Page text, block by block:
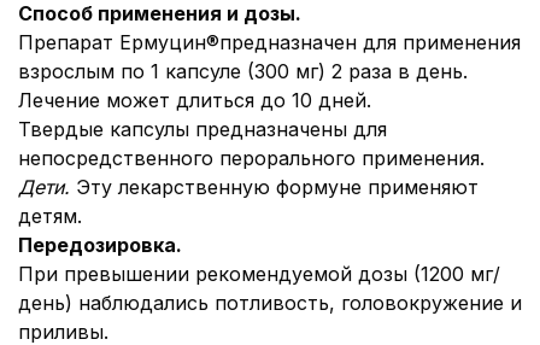
Способ применения и дозы.
Препарат Ермуцин®предназначен для применения
взрослым по 1 капсуле (300 мг) 2 раза в день.
Лечение может длиться до 10 дней.
Твердые капсулы предназначены для
непосредственного перорального применения.
Дети. Эту лекарственную формуне применяют
детям.
Передозировка.
При превышении рекомендуемой дозы (1200 мг/
день) наблюдались потливость, головокружение и
приливы.